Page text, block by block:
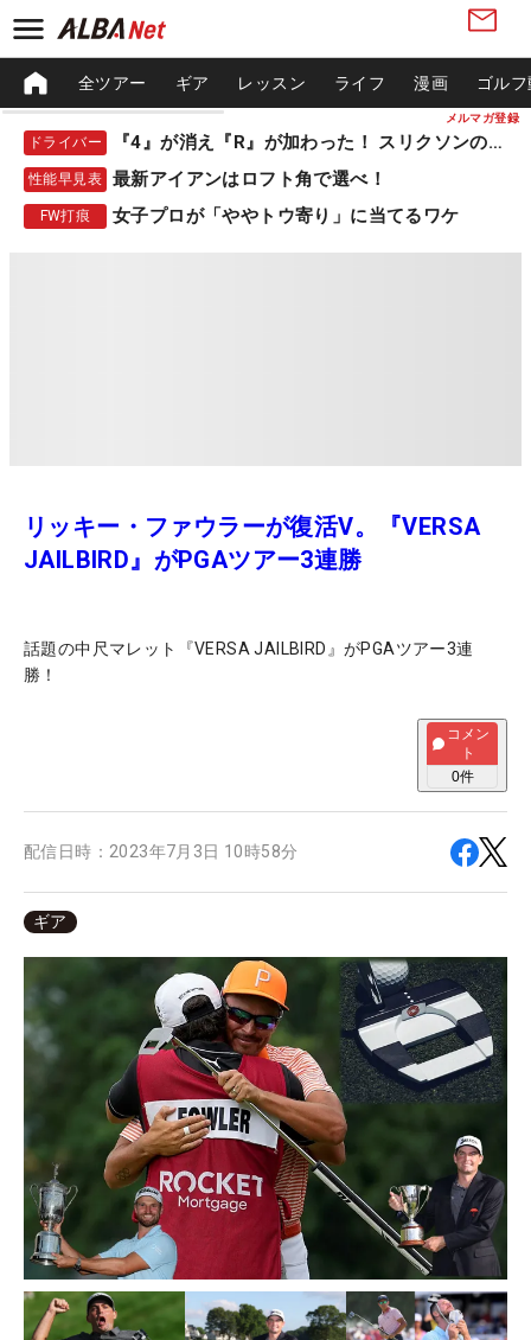
メルマガ登録
全ツアー ギア レッスン ライフ 漫画 ゴル
ドライバー 『4』が消え『R』が加わった！ スリクソンの新作
性能早見表 最新アイアンはロフト角で選べ！
FW打痕 女子プロが「ややトウ寄り」に当てるワケ
リッキー・ファウラーが復活V。『VERSA
JAILBIRD』がPGAツアー3連勝
話題の中尺マレット『VERSA JAILBIRD』がPGAツアー3連
勝！
コメン
ト
0件
配信日時： 2023年7月3日 10時58分
ギア